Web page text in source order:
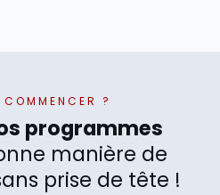
?
programmes
manière de
prise de tête !